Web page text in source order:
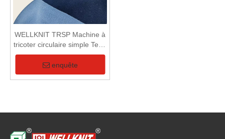
WELLKNIT TRSP Machine à
tricoter circulaire simple Terry
professionnelle de haute
qualité
enquête